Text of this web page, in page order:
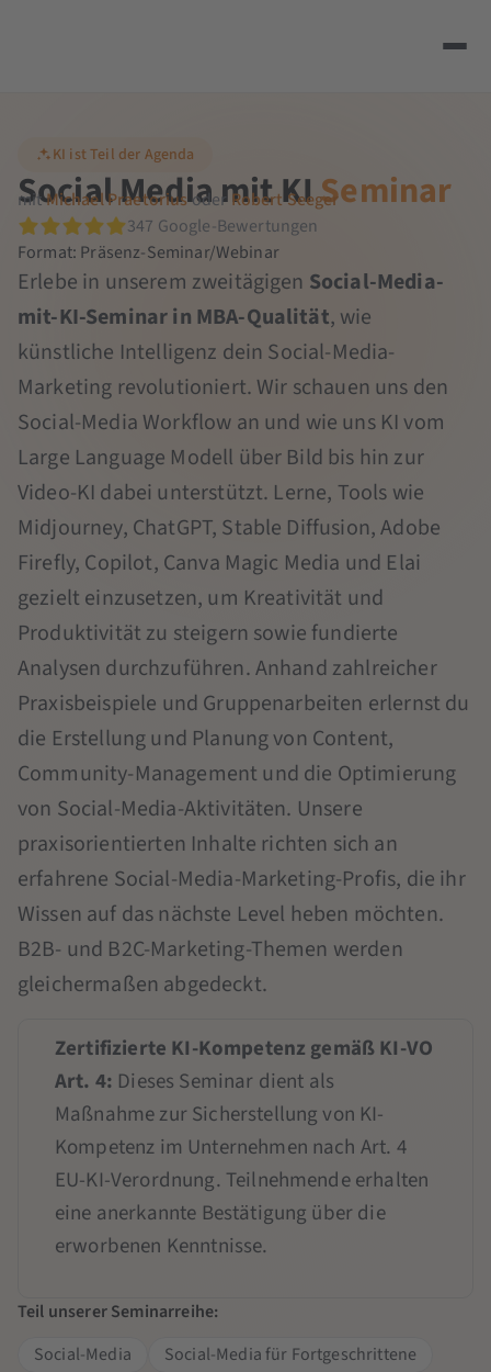
KI ist Teil der Agenda
Social Media mit KISeminar
mitMichael PraetoriusoderRobert Seeger
347 Google-Bewertungen
Format: Präsenz-Seminar/Webinar
Erlebe in unserem zweitägigen Social-Media-
mit-KI-Seminar in MBA-Qualität, wie
künstliche Intelligenz dein Social-Media-
Marketing revolutioniert. Wir schauen uns den
Social-Media Workflow an und wie uns KI vom
Large Language Modell über Bild bis hin zur
Video-KI dabei unterstützt. Lerne, Tools wie
Midjourney, ChatGPT, Stable Diffusion, Adobe
Firefly, Copilot, Canva Magic Media und Elai
gezielt einzusetzen, um Kreativität und
Produktivität zu steigern sowie fundierte
Analysen durchzuführen. Anhand zahlreicher
Praxisbeispiele und Gruppenarbeiten erlernst du
die Erstellung und Planung von Content,
Community-Management und die Optimierung
von Social-Media-Aktivitäten. Unsere
praxisorientierten Inhalte richten sich an
erfahrene Social-Media-Marketing-Profis, die ihr
Wissen auf das nächste Level heben möchten.
B2B- und B2C-Marketing-Themen werden
gleichermaßen abgedeckt.
Zertifizierte KI-Kompetenz gemäß KI-VO
Art. 4: Dieses Seminar dient als
Maßnahme zur Sicherstellung von KI-
Kompetenz im Unternehmen nach Art. 4
EU-KI-Verordnung. Teilnehmende erhalten
eine anerkannte Bestätigung über die
erworbenen Kenntnisse.
Teil unserer Seminarreihe:
Social-Media
Social-Media für Fortgeschrittene